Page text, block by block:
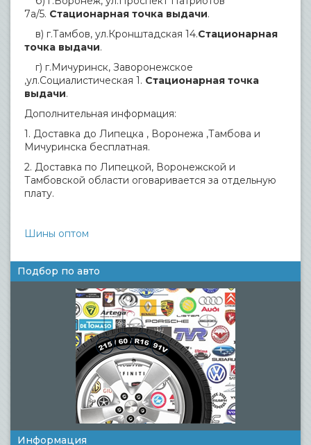
7а/5. Стационарная точка выдачи.
в) г.Тамбов, ул.Кронштадская 14.Стационарная
точка выдачи.
г) г.Мичуринск, Заворонежское
,ул.Социалистическая 1. Стационарная точка
выдачи.
Дополнительная информация:
1. Доставка до Липецка , Воронежа ,Тамбова и
Мичуринска бесплатная.
2. Доставка по Липецкой, Воронежской и
Тамбовской области оговаривается за отдельную
плату.
Шины оптом
Подбор по авто
Информация